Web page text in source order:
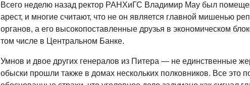
Всего неделю назад ректор РАНХиГС Владимир Мау был
арест, и многие считают, что не он является главной мишенью
органов, а его высокопоставленные друзья в экономическом
том числе в Центральном Банке.
Умнов и двое других генералов из Питера — не единственные
обыски прошли также в домах нескольких полковников. Все это